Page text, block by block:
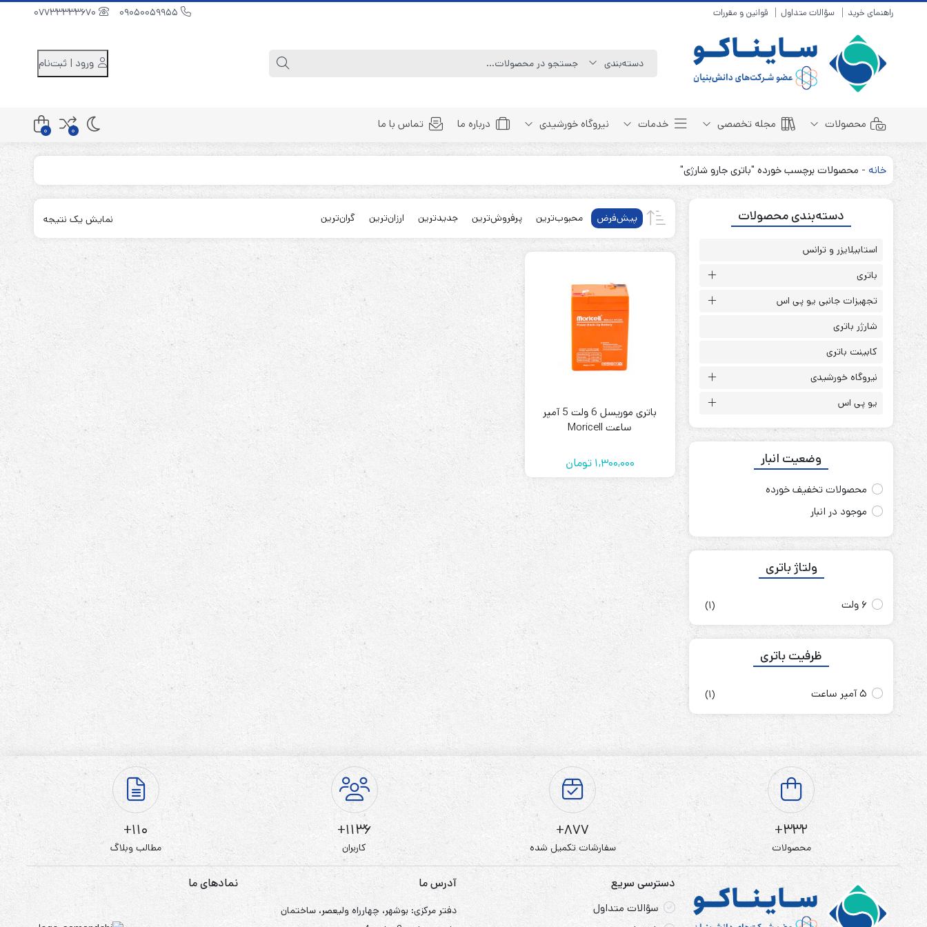
راهنمای خرید سؤالات متداول قوانین و مقررات
ورود | ثبت‌نام
محصولات
باتری سیلد لید اسید
باتری 12 ولت
باتری نیکل کادمیوم
باتری نیکل متال هیدرید
Line Interactive (Simulated Sine Wave)
Line Interactive (Pure Sine Wave)
Double Conversion (1:1)
Double Convertion (3:1)
Double Conversion (3:3)
کابینت باتری 48 ولت
کابینت باتری 240 ولت
سلاموند
موریسل
کینگ بت
رله‌ای
AVR
Prince
سروو موتوری
ابزارهای مدیریت یوپی‌اس
تابلوی بای پس
ترانس ایزوله
مجله تخصصی
مبانی باتری
انواع باتری
تست و کنترل
طول عمر باتری
باتری هوشمند
بسته بندی و ایمنی
روش های شارژ
روش های تخلیه
خدمات نیروگاه خورشیدی درباره ما تماس با ما
0
0
خانه - محصولات برچسب خورده "باتری جارو شارژی"
پیش‌فرض محبوب‌ترین پرفروش‌ترین جدیدترین ارزان‌ترین گران‌ترین نمایش یک نتیجه
باتری موریسل 6 ولت 5 آمپر
ساعت Moricell
1,300,000 تومان
دسته‌بندی محصولات
استابیلایزر و ترانس
باتری
تجهیزات جانبی یو پی اس
شارژر باتری
کابینت باتری
نیروگاه خورشیدی
یو پی اس
وضعیت انبار
محصولات تخفیف خورده
موجود در انبار
ولتاژ باتری
6 ولت (1)
ظرفیت باتری
5 آمپر ساعت (1)
332+
محصولات
877+
سفارشات تکمیل شده
1136+
کاربران
110+
مطالب وبلاگ
دسترسی سریع
سؤالات متداول
آدرس ما
دفتر مرکزی: بوشهر، چهارراه ولیعصر، ساختمان
نمادهای ما